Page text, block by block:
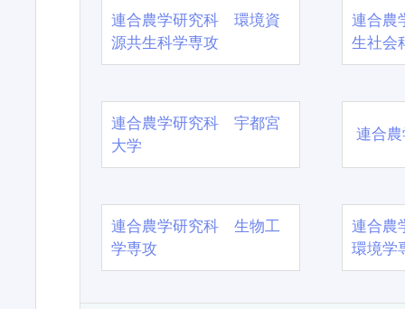
連合農学研究科 環境資
源共生科学専攻
連合農
生社会
連合農学研究科 宇都宮
大学
連合
連合農学研究科 生物工
学専攻
連合農
環境学